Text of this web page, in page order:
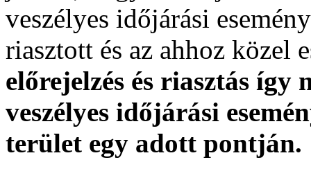
veszélyes időjárási
riasztott és az ahhoz közel
előrejelzés és riasztás
veszélyes időjárási
terület egy adott pontján.